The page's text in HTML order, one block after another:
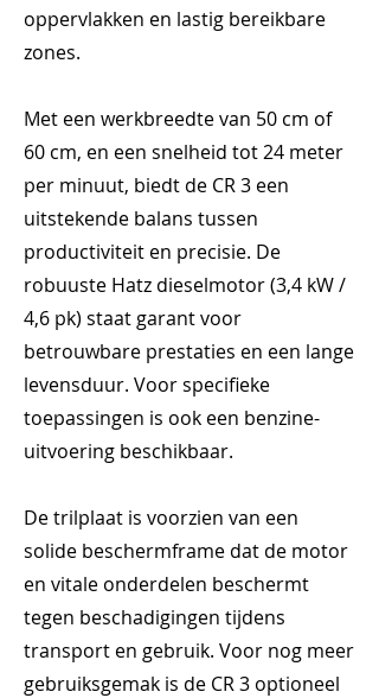
oppervlakken en lastig bereikbare
zones.
Met een werkbreedte van 50 cm of
60 cm, en een snelheid tot 24 meter
per minuut, biedt de CR 3 een
uitstekende balans tussen
productiviteit en precisie. De
robuuste Hatz dieselmotor (3,4 kW /
4,6 pk) staat garant voor
betrouwbare prestaties en een lange
levensduur. Voor specifieke
toepassingen is ook een benzine-
uitvoering beschikbaar.
De trilplaat is voorzien van een
solide beschermframe dat de motor
en vitale onderdelen beschermt
tegen beschadigingen tijdens
transport en gebruik. Voor nog meer
gebruiksgemak is de CR 3 optioneel